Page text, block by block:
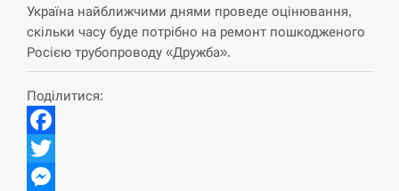
СЕРПЕНЬ
12:10
У США зафіксували рекордний спалах
СЕРПЕНЬ
11:53
Україна найближчими днями проведе оцінювання,
скільки часу буде потрібно на ремонт пошкодженого
Росією трубопроводу «Дружба».
Поділитися:
Facebook
Twitter